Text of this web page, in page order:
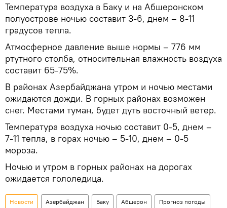
Температура воздуха в Баку и на Абшеронском
полуострове ночью составит 3-6, днем – 8-11
градусов тепла.
Атмосферное давление выше нормы – 776 мм
ртутного столба, относительная влажность воздуха
составит 65-75%.
В районах Азербайджана утром и ночью местами
ожидаются дожди. В горных районах возможен
снег. Местами туман, будет дуть восточный ветер.
Температура воздуха ночью составит 0-5, днем –
7-11 тепла, в горах ночью – 5-10, днем – 0-5
мороза.
Ночью и утром в горных районах на дорогах
ожидается гололедица.
Новости Азербайджан Баку Абшерон Прогноз погоды